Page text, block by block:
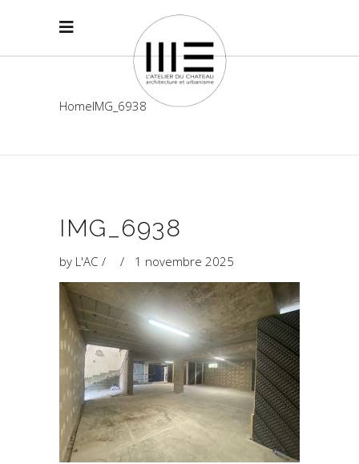
HomeIMG_6938
IMG_6938
by L'AC 1 novembre 2025